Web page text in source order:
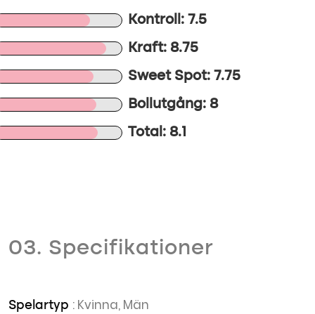
Kontroll: 7.5
Kraft: 8.75
Sweet Spot: 7.75
Bollutgång: 8
Total: 8.1
03. Specifikationer
Spelartyp : Kvinna, Män